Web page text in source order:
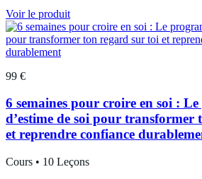
Voir le produit
99 €
6 semaines pour croire en soi :
d’estime de soi pour
et reprendre confiance
Cours • 10 Leçons